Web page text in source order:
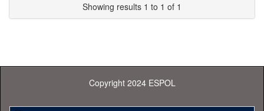
Showing results 1 to 1 of 1
Copyright 2024 ESPOL